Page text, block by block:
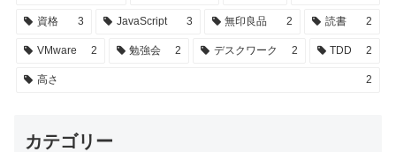
資格 3 JavaScript 3 無印良品 2 読書 2
VMware 2 勉強会 2 デスクワーク 2 TDD 2
高さ 2
カテゴリー